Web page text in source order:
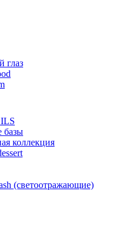
глаз
базы
коллекция
(светоотражающие)